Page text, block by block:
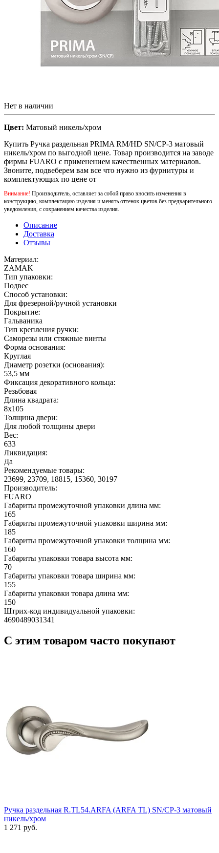
Нет в наличии
Цвет: Матовый никель/хром
Купить Ручка раздельная PRIMA RM/HD SN/CP-3 матовый
никель/хром по выгодной цене. Товар производится на заводе
фирмы FUARO с применением качественных материалов.
Звоните, подвеберем вам все что нужно из фурнитуры и
комплектующих по цене от
Внимание! Производитель, оставляет за собой право вносить изменения в
конструкцию, комплектацию изделия и менять оттенок цветов без предварительного
уведомления, с сохранением качества изделия.
Описание
Доставка
Отзывы
Материал:
ZAMAK
Тип упаковки:
Подвес
Способ установки:
Для фрезерной/ручной установки
Покрытие:
Гальваника
Тип крепления ручки:
Саморезы или стяжные винты
Форма основания:
Круглая
Диаметр розетки (основания):
53,5 мм
Фиксация декоративного кольца:
Резьбовая
Длина квадрата:
8x105
Толщина двери:
Для любой толщины двери
Вес:
633
Ликвидация:
Да
Рекомендуемые товары:
23699, 23709, 18815, 15360, 30197
Производитель:
FUARO
Габариты промежуточной упаковки длина мм:
165
Габариты промежуточной упаковки ширина мм:
185
Габариты промежуточной упаковки толщина мм:
160
Габариты упаковки товара высота мм:
70
Габариты упаковки товара ширина мм:
155
Габариты упаковки товара длина мм:
150
Штрих-код индивидуальной упаковки:
4690489031341
С этим товаром часто покупают
Ручка раздельная R.TL54.ARFA (ARFA TL) SN/CP-3 матовый
никель/хром
1 271 руб.